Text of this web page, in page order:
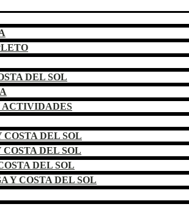
DEL SOL
ACTIVIDADES
DEL SOL
DEL SOL
DEL SOL
Y COSTA DEL SOL